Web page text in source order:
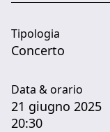
Tipologia
Concerto
Data & orario
21 giugno 2025
20:30